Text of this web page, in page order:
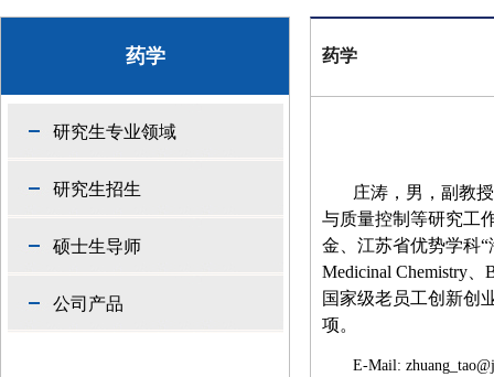
药学
研究生专业领域
研究生招生
硕士生导师
公司产品
药学
庄涛 ，男，副教
与质量控制等研究工
金、江苏省优势学科
Medicinal Chemistry
国家级老员工创新创
项。
E-Mail: